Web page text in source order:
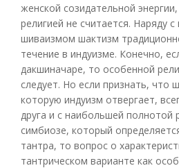
женской созидательной
религией не считается. Наряду
шиваизмом шактизм
течение в индуизме. Конечно,
дакшиначаре, то особенной
следует. Но если признать, что
которую индуизм отвергает,
друга и с наибольшей полнотой
симбиозе, который
тантра, то вопрос о
тантрическом варианте как